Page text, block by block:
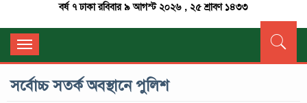
বর্ষ ৭ ঢাকা রবিবার ৯ আগস্ট ২০২৬ , ২৫ শ্রাবণ ১৪৩৩
Toggle
navigation
সর্বোচ্চ সতর্ক অবস্থানে পুলিশ